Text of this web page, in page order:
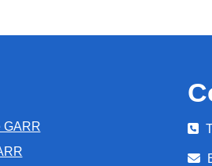
GARR